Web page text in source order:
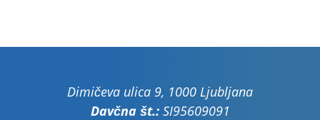
Dimičeva ulica 9, 1000 Ljubljana
Davčna št.:SI95609091